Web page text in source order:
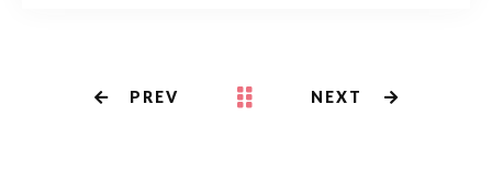
PREV NEXT